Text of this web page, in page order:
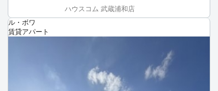
ハウスコム 武蔵浦和店
ル・ボワ
賃貸アパート